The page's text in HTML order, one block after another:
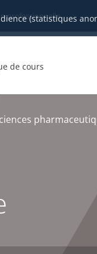
(statistiques
professionnelle
de cours